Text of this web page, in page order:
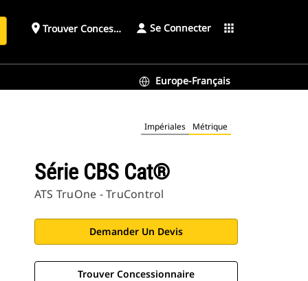
place Trouver ConcessionnaireSe Connecter apps
Europe-Français
Impériales Métrique
Série CBS Cat®
ATS TruOne - TruControl
Demander Un Devis
Trouver Concessionnaire